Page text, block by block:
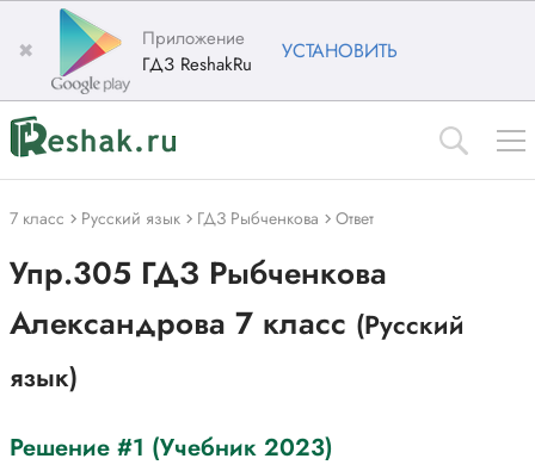
✖
Приложение
ГДЗ ReshakRu
УСТАНОВИТЬ
7 класс Русский язык ГДЗ Рыбченкова Ответ
Упр.305 ГДЗ Рыбченкова
Александрова 7 класс (Русский
язык)
Решение #1 (Учебник 2023)